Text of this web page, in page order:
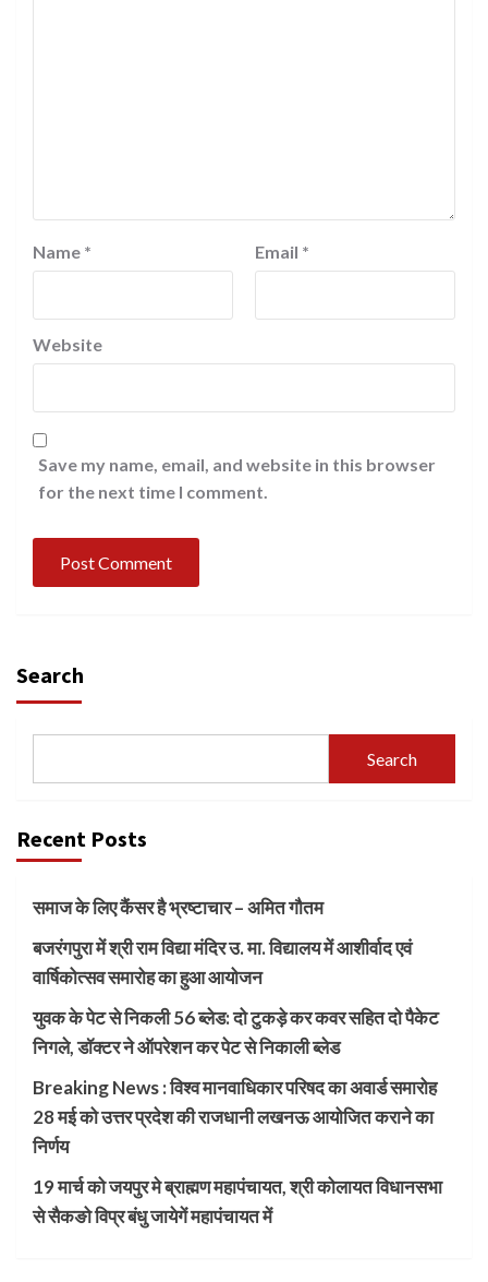
Name * Email *
Website
Save my name, email, and website in this browser
for the next time I comment.
Search
Search
Recent Posts
समाज के लिए कैंसर है भ्रष्टाचार – अमित गौतम
बजरंगपुरा में श्री राम विद्या मंदिर उ. मा. विद्यालय में आशीर्वाद एवं
वार्षिकोत्सव समारोह का हुआ आयोजन
युवक के पेट से निकली 56 ब्लेड: दो टुकड़े कर कवर सहित दो पैकेट
निगले, डॉक्टर ने ऑपरेशन कर पेट से निकाली ब्लेड
Breaking News : विश्व मानवाधिकार परिषद का अवार्ड समारोह
28 मई को उत्तर प्रदेश की राजधानी लखनऊ आयोजित कराने का
निर्णय
19 मार्च को जयपुर मे ब्राह्मण महापंचायत, श्री कोलायत विधानसभा
से सैकङो विप्र बंधु जायेगें महापंचायत में